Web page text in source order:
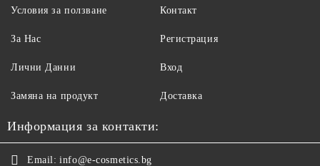
Условия за ползване
За Нас
Лични Данни
Замяна на продукт
Контакт
Регистрация
Вход
Доставка
Информация за контакти:
Email: info@e-cosmetics.bg